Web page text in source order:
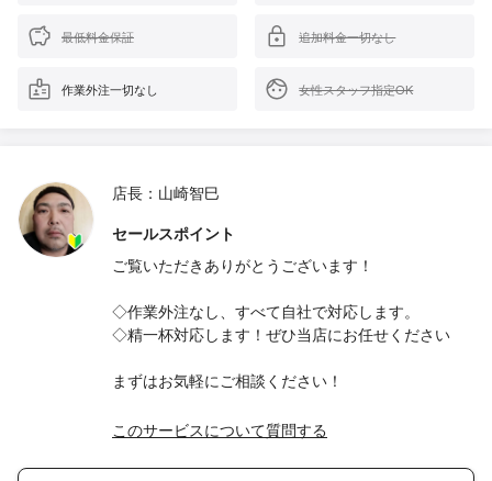
最低料金保証 追加料金一切なし
作業外注一切なし 女性スタッフ指定OK
店長：山崎智巳
セールスポイント
ご覧いただきありがとうございます！
◇作業外注なし、すべて自社で対応します。
◇精一杯対応します！ぜひ当店にお任せください
まずはお気軽にご相談ください！
このサービスについて質問する